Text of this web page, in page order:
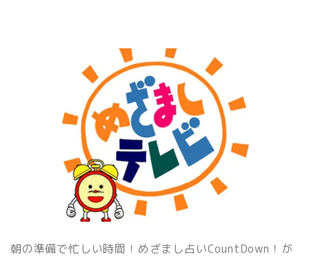
朝の準備で忙しい時間！めざまし占いCountDown！が